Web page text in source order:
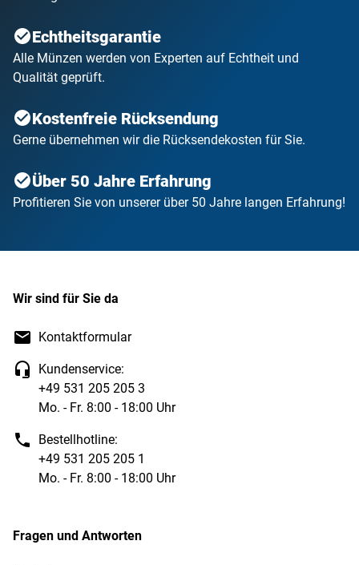
Echtheitsgarantie
Alle Münzen werden von Experten auf Echtheit und
Qualität geprüft.
Kostenfreie Rücksendung
Gerne übernehmen wir die Rücksendekosten für Sie.
Über 50 Jahre Erfahrung
Profitieren Sie von unserer über 50 Jahre langen Erfahrung!
Wir sind für Sie da
Kontaktformular
Kundenservice:
+49 531 205 205 3
Mo. - Fr. 8:00 - 18:00 Uhr
Bestellhotline:
+49 531 205 205 1
Mo. - Fr. 8:00 - 18:00 Uhr
Fragen und Antworten